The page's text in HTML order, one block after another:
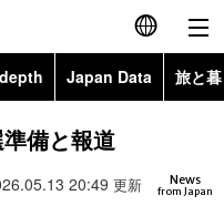
English
简体字
繁體字
Japan Data 旅と
Images
備と報道
News
from Japan
20:49 更新